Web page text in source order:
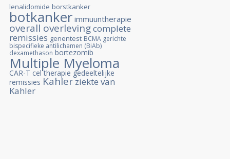
lenalidomide borstkanker
botkanker immuuntherapie
overall overlevingcomplete
remissies genentest BCMA gerichte
bispecifieke antilichamen (BiAb)
dexamethason bortezomib
Multiple Myeloma
CAR-T cel therapie gedeeltelijke
remissies Kahlerziekte van
Kahler